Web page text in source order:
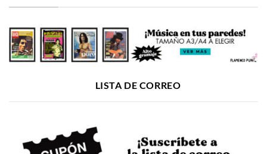
LISTA DE CORREO